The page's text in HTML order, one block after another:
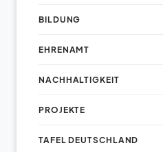
BILDUNG
EHRENAMT
NACHHALTIGKEIT
PROJEKTE
TAFEL DEUTSCHLAND